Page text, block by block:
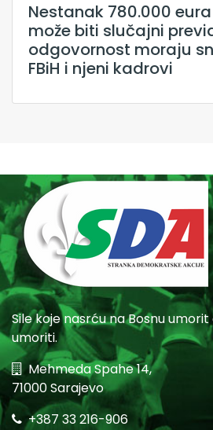
Nestanak 780.000
može biti slučajni
odgovornost moraju
FBiH i njeni kadrovi
Sile koje nasrću na Bosnu
umoriti.
Mehmeda Spahe 14,
71000 Sarajevo
+387 33 216-906